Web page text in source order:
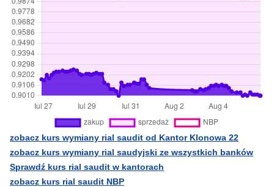
zobacz kurs wymiany rial saudit od Kantor Klonowa 22
zobacz kurs wymiany rial saudyjski ze wszystkich banków
Sprawdź kurs rial saudit w kantorach
zobacz kurs rial saudit NBP